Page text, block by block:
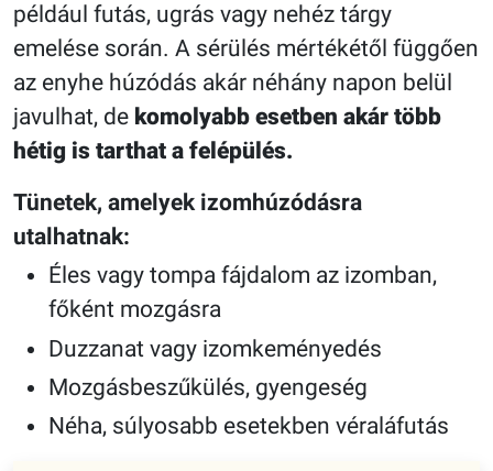
például futás, ugrás vagy nehéz tárgy
emelése során. A sérülés mértékétől függően
az enyhe húzódás akár néhány napon belül
javulhat, de komolyabb esetben akár több
hétig is tarthat a felépülés.
Tünetek, amelyek izomhúzódásra
utalhatnak:
Éles vagy tompa fájdalom az izomban,
főként mozgásra
Duzzanat vagy izomkeményedés
Mozgásbeszűkülés, gyengeség
Néha, súlyosabb esetekben véraláfutás